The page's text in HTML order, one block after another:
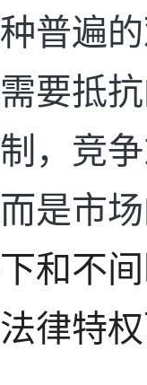
普遍
要抵
，竞
是市
和不
律特